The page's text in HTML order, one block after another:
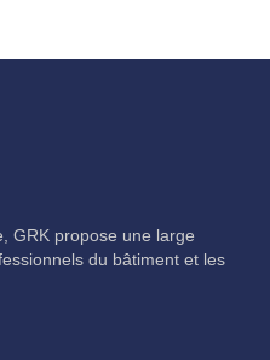
GRK propose une large
du bâtiment et les